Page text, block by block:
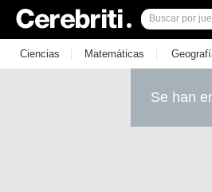
Ciencias | Matemáticas |
Se han